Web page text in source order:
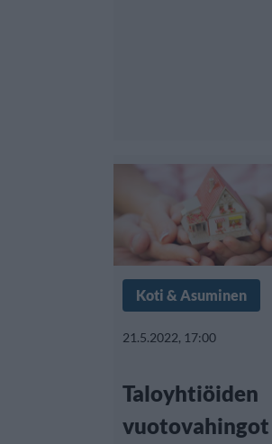
Koti & Asuminen
21.5.2022, 17:00
Taloyhtiöiden
vuotovahingot